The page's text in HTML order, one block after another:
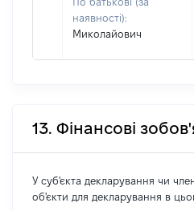
наявності):
Миколайович
13. Фінансові
У суб'єкта декларування чи
об'єкти для декларування в